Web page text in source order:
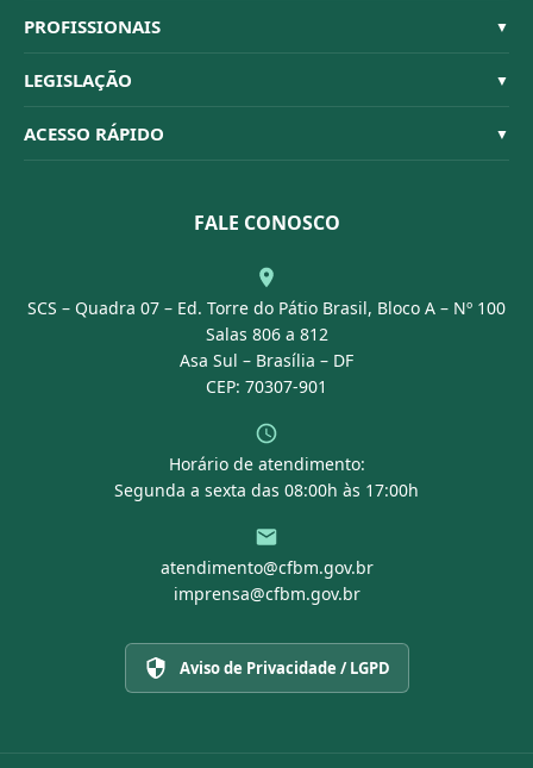
Sistema CFBM
Quem Somos
Organograma
Conselheiros
PROFISSIONAIS ▼
Habilitações
Código de Ética
Dúvidas Frequentes
LEGISLAÇÃO ▼
Resoluções
ACESSO RÁPIDO ▼
Portal Transparência
FALE CONOSCO
SCS – Quadra 07 – Ed. Torre do Pátio Brasil, Bloco A – Nº 100
Salas 806 a 812
Asa Sul – Brasília – DF
CEP: 70307-901
Horário de atendimento:
Segunda a sexta das 08:00h às 17:00h
atendimento@cfbm.gov.br
imprensa@cfbm.gov.br
Aviso de Privacidade / LGPD